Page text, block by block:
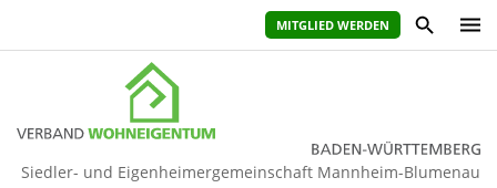
MITGLIED WERDEN
Siedler- und Eigenheimergemeinschaft Mannheim-Blumenau